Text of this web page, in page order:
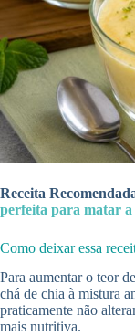
Receita
perfeita para matar a
Como deixar essa
Para aumentar o teor
chá de chia à mistura
praticamente não
mais nutritiva.